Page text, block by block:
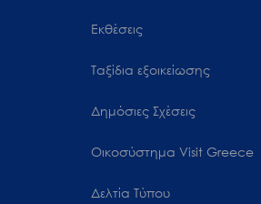
Εκθέσεις
Ταξίδια εξοικείωσης
Δημόσιες Σχέσεις
Oικοσύστημα Visit Greece
Δελτία Τύπου